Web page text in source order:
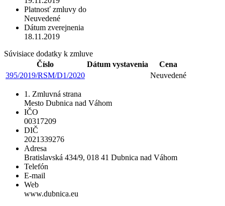
Platnosť zmluvy do
Neuvedené
Dátum zverejnenia
18.11.2019
Súvisiace dodatky k zmluve
Číslo
Dátum vystavenia
Cena
395/2019/RSM/D1/2020
Neuvedené
1. Zmluvná strana
Mesto Dubnica nad Váhom
IČO
00317209
DIČ
2021339276
Adresa
Bratislavská 434/9, 018 41 Dubnica nad Váhom
Telefón
E-mail
Web
www.dubnica.eu